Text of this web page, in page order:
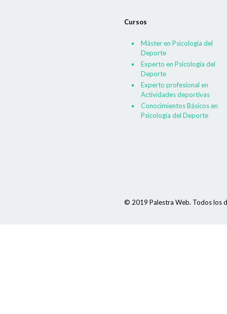
Cursos
Máster en Psicología del
Deporte
Experto en Psicología del
Deporte
Experto profesional en
Actividades deportivas
Conocimientos Básicos en
Psicología del Deporte
© 2019 Palestra Web. Todos los